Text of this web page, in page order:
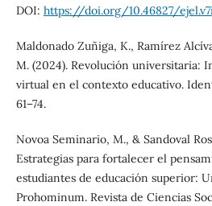
DOI: https://doi.org/10.46827/
Maldonado Zuñiga, K., Ramírez
M. (2024). Revolución universitaria:
virtual en el contexto educativo.
61–74.
Novoa Seminario, M., & Sandoval
Estrategias para fortalecer el
estudiantes de educación superior:
Prohominum. Revista de Ciencias